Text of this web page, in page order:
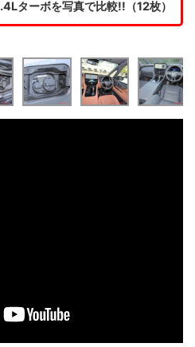
ターボを写真で比較!!（12枚）